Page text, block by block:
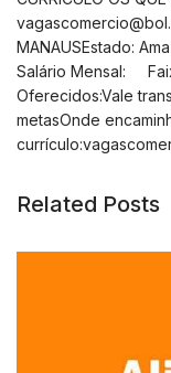
MANAUSEstado:
Salário Mensal:
Oferecidos:Vale
metasOnde
currículo:
Related Posts